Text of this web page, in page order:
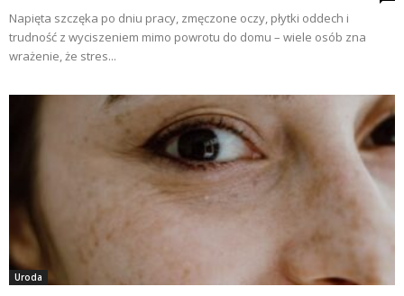
Napięta szczęka po dniu pracy, zmęczone oczy, płytki oddech i
trudność z wyciszeniem mimo powrotu do domu – wiele osób zna
wrażenie, że stres...
Uroda